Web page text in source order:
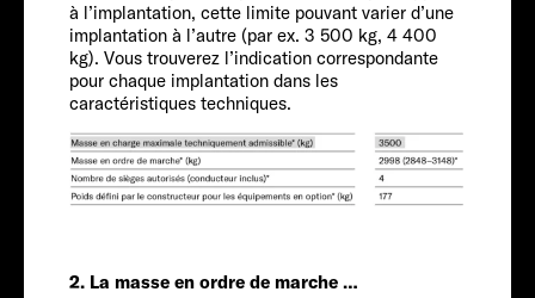
à l’implantation, cette limite pouvant varier d’une
implantation à l’autre (par ex. 3 500 kg, 4 400
kg). Vous trouverez l’indication correspondante
pour chaque implantation dans les
caractéristiques techniques.
2. La masse en ordre de marche …
Tarif à partir de
Info
Taille
699 CM